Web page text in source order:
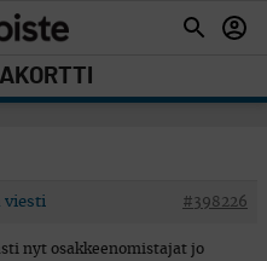
#398226
viesti
nyt osakkeenomistajat jo